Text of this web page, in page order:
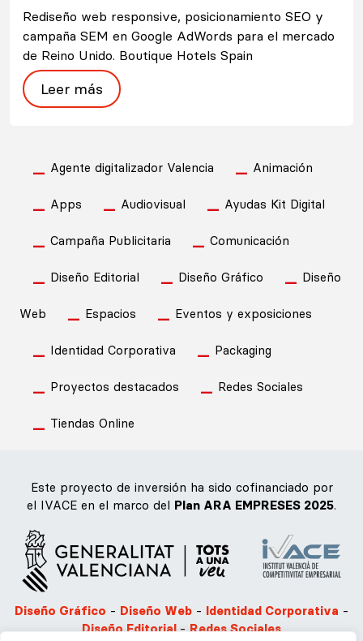
Rediseño web responsive, posicionamiento SEO y
campaña SEM en Google AdWords para el mercado
de Reino Unido. Boutique Hotels Spain
Leer más
Agente digitalizador Valencia Animación
Apps Audiovisual Ayudas Kit Digital
Campaña Publicitaria Comunicación
Diseño Editorial Diseño Gráfico Diseño
Web Espacios Eventos y exposiciones
Identidad Corporativa Packaging
Proyectos destacados Redes Sociales
Tiendas Online
Este proyecto de inversión ha sido cofinanciado por
el IVACE en el marco del Plan ARA EMPRESES 2025.
Diseño Gráfico - Diseño Web - Identidad Corporativa -
Diseño Editorial-Redes Sociales